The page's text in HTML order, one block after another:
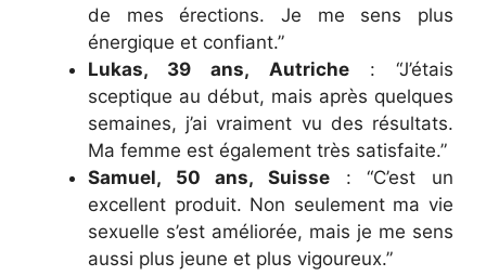
de mes érections. Je me sens plus
énergique et confiant.”
Lukas, 39 ans, Autriche: “J’étais
sceptique au début, mais après quelques
semaines, j’ai vraiment vu des résultats.
Ma femme est également très satisfaite.”
Samuel, 50 ans, Suisse : “C’est un
excellent produit. Non seulement ma vie
sexuelle s’est améliorée, mais je me sens
aussi plus jeune et plus vigoureux.”